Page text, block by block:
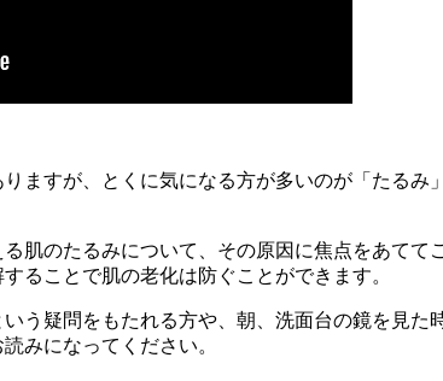
ますが、とくに気になる方が多いのが「たる
肌のたるみについて、その原因に焦点をあて
ることで肌の老化は防ぐことができます。
いう疑問をもたれる方や、朝、洗面台の鏡を見
みになってください。